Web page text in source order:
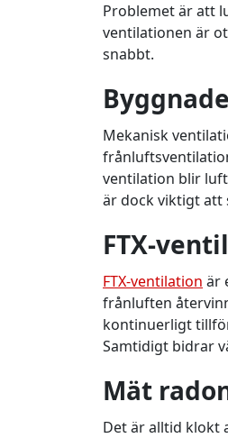
Problemet är att
ventilationen är
snabbt.
Mekanisk
ventilation blir
är dock viktigt att
FTX-
FTX-ventilation är
frånluften
kontinuerligt
Samtidigt bidrar
Mät
Det är alltid klokt